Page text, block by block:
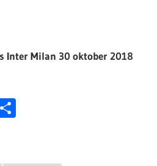
Inter Milan 30 oktober 2018